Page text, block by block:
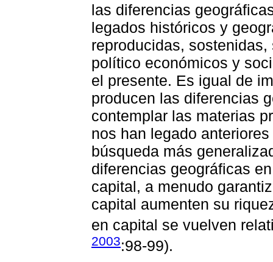
las diferencias
legados históricos y
reproducidas,
político económicos y
el presente. Es igual de
producen las diferencias
contemplar las materias
nos han legado
búsqueda más
diferencias geográficas
capital, a menudo
capital aumenten su
en capital se vuelven
2003:98-99).